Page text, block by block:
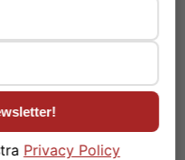
Privacy Policy